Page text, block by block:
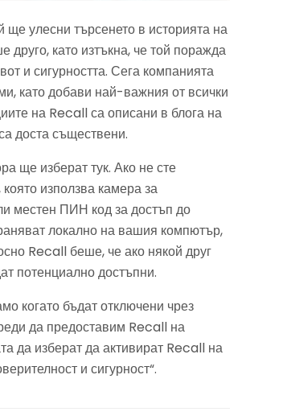
ще улесни търсенето в историята на
като изтъкна, че той поражда
и сигурността. Сега компанията
като добави най-важния от всички
на Recall са описани в блога на
доста съществени.
ще изберат тук. Ако не сте
използва камера за
местен ПИН код за достъп до
локално на вашия компютър,
Recall беше, че ако някой друг
потенциално достъпни.
когато бъдат отключени чрез
да предоставим Recall на
да изберат да активират Recall на
и сигурност“.